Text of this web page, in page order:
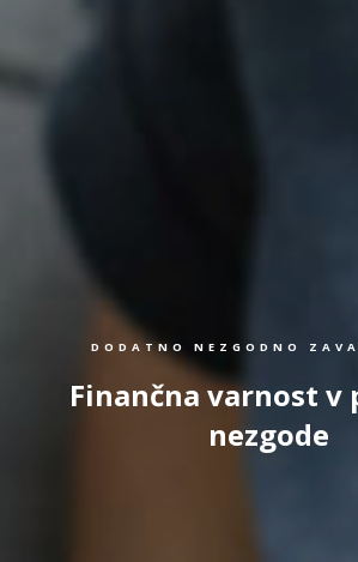
DODATNO NEZGODNO
Finančna varnost v
nezgode